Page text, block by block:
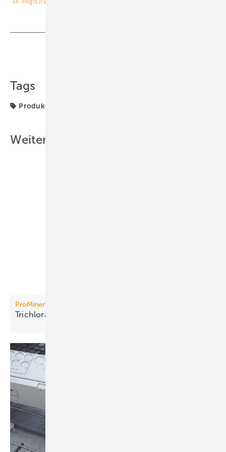
Tags
Produkte
Weitere Inhalte
ProMinent
Trichloramin in Echtzeit